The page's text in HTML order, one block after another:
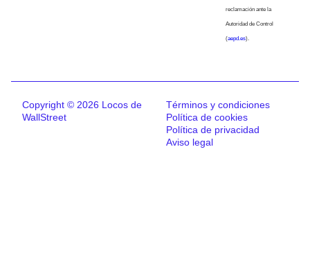
reclamación ante la
Autoridad de Control
(aepd.es).
Copyright © 2026 Locos de
WallStreet
Términos y condiciones
Política de cookies
Política de privacidad
Aviso legal